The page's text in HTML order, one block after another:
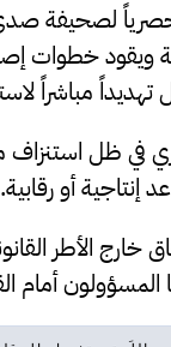
حصرياً لصحيفة
ويقود خطوات
مباشراً
ظل استنزاف
إنتاجية أو رقابية.
خارج الأطر
المسؤولون أمام